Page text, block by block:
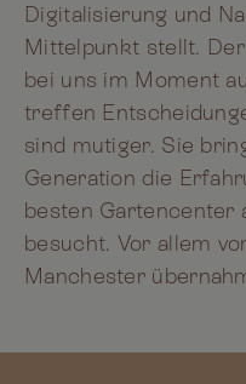
Digitalisierung und
Mittelpunkt stellt.
bei uns im Moment
treffen
sind mutiger. Sie
Generation die
besten Gartencenter
besucht. Vor allem
Manchester